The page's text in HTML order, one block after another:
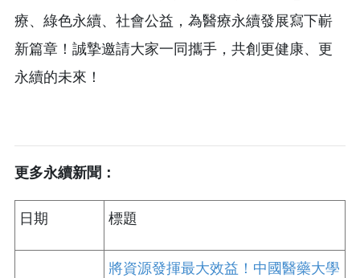
療、綠色永續、社會公益，為醫療永續發展寫下嶄
新篇章！誠摯邀請大家一同攜手，共創更健康、更
永續的未來！
更多永續新聞：
日期 標題
將資源發揮最大效益！中國醫藥大學